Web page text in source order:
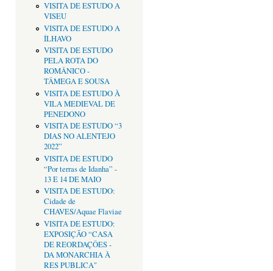
VISITA DE ESTUDO A
VISEU
VISITA DE ESTUDO A
ÍLHAVO
VISITA DE ESTUDO
PELA ROTA DO
ROMÂNICO -
TÂMEGA E SOUSA
VISITA DE ESTUDO À
VILA MEDIEVAL DE
PENEDONO
VISITA DE ESTUDO “3
DIAS NO ALENTEJO
2022”
VISITA DE ESTUDO
“Por terras de Idanha” -
13 E 14 DE MAIO
VISITA DE ESTUDO:
Cidade de
CHAVES/Aquae Flaviae
VISITA DE ESTUDO:
EXPOSIÇÃO “CASA
DE REORDAÇÔES -
DA MONARCHIA À
RES PUBLICA"